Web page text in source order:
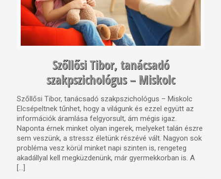
Szőllősi Tibor, tanácsadó
szakpszichológus – Miskolc
Szőllősi Tibor, tanácsadó szakpszichológus – Miskolc
Elcsépeltnek tűnhet, hogy a világunk és ezzel együtt az
információk áramlása felgyorsult, ám mégis igaz.
Naponta érnek minket olyan ingerek, melyeket talán észre
sem veszünk, a stressz életünk részévé vált. Nagyon sok
probléma vesz körül minket napi szinten is, rengeteg
akadállyal kell megküzdenünk, már gyermekkorban is. A
[…]